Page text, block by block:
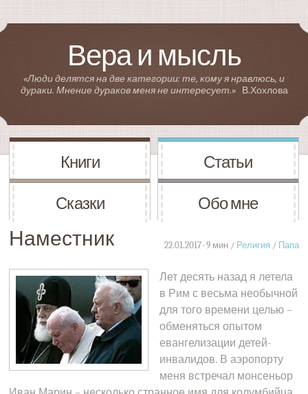
Вера и мысль
«Люди делятся на две категории: те, кому я нравлюсь, и
дураки. Мнение дураков меня не интересует.»
В.Хохлова
Книги Статьи
Сказки Обо мне
22.01.2017 · 9 мин / Религия / Папа
Наместник
Лет десять назад я летела
в Рим с весьма необычной
для того времени целью –
обменяться опытом
евангелизации детей-
инвалидов. В аэропорту
меня встречал монсеньор